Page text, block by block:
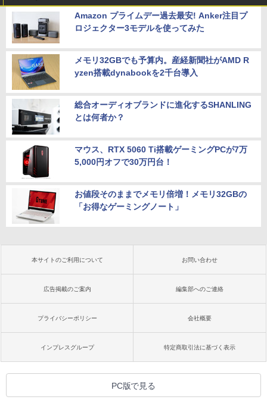
Amazon プライムデー過去最安! Anker注目プ
ロジェクター3モデルを使ってみた
メモリ32GBでも予算内。産経新聞社がAMD R
yzen搭載dynabookを2千台導入
総合オーディオブランドに進化するSHANLING
とは何者か？
マウス、RTX 5060 Ti搭載ゲーミングPCが7万
5,000円オフで30万円台！
お値段そのままでメモリ倍増！メモリ32GBの
「お得なゲーミングノート」
本サイトのご利用について お問い合わせ
広告掲載のご案内 編集部へのご連絡
プライバシーポリシー 会社概要
インプレスグループ 特定商取引法に基づく表示
PC版で見る